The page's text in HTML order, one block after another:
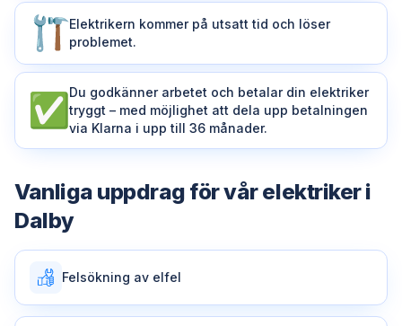
Elektrikern kommer på utsatt tid och löser
problemet.
Du godkänner arbetet och betalar din elektriker
tryggt – med möjlighet att dela upp betalningen
via Klarna i upp till 36 månader.
Vanliga uppdrag för vårelektrikeri
Dalby
Felsökning av elfel